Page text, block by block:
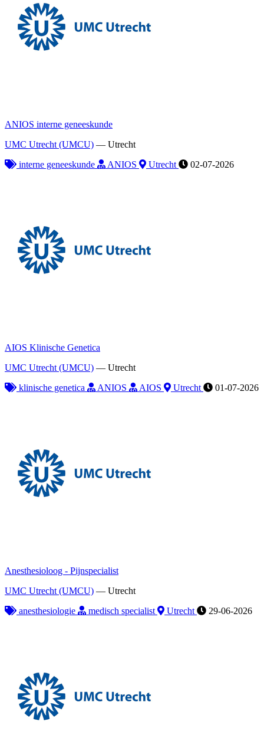
ANIOS interne geneeskunde
UMC Utrecht (UMCU) — Utrecht
interne geneeskunde
ANIOS Utrecht 02-07-2026
AIOS Klinische Genetica
UMC Utrecht (UMCU) — Utrecht
klinische genetica
ANIOS AIOS Utrecht 01-07-2026
Anesthesioloog - Pijnspecialist
UMC Utrecht (UMCU) — Utrecht
anesthesiologie
medisch specialist Utrecht 29-06-2026